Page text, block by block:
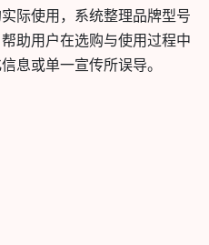
际使用，系统整理品牌型号
助用户在选购与使用过程中
息或单一宣传所误导。